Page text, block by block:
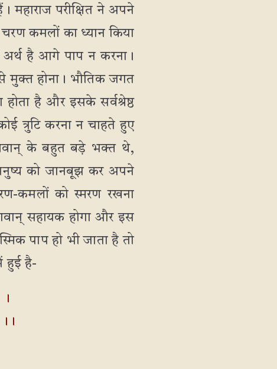
महाराज परीक्षित ने अपने
कमलों का ध्यान किया
अर्थ है आगे पाप न करना।
मुक्त होना। भौतिक जगत
है और इसके सर्वश्रेष्ठ
त्रुटि करना न चाहते हुए
के बहुत बड़े भक्त थे,
को जानबूझ कर अपने
कमलों को स्मरण रखना
सहायक होगा और इस
पाप हो भी जाता है तो
हुई है-
।
।।